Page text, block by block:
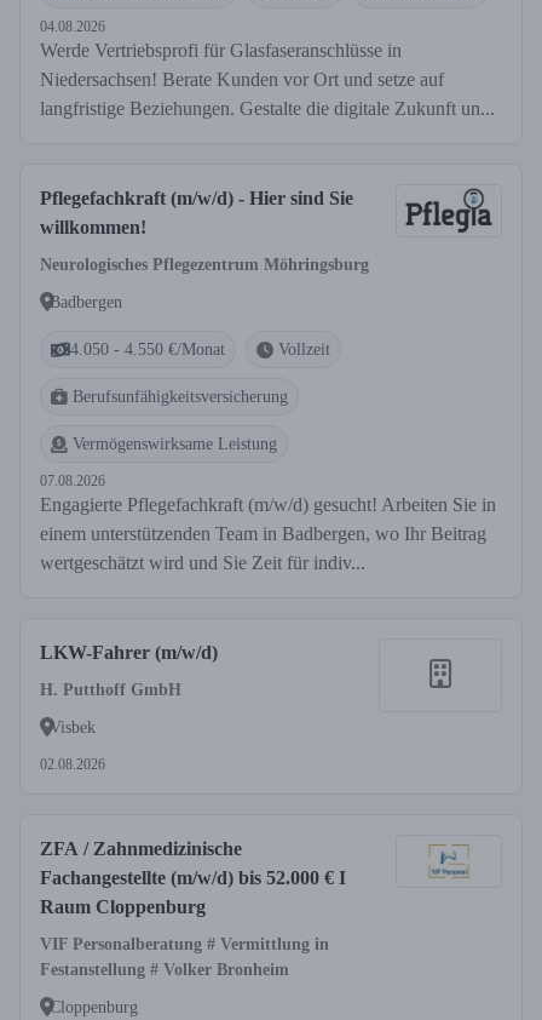
04.08.2026
Werde Vertriebsprofi für Glasfaseranschlüsse in
Niedersachsen! Berate Kunden vor Ort und setze auf
langfristige Beziehungen. Gestalte die digitale Zukunft un...
Pflegefachkraft (m/w/d) - Hier sind Sie
willkommen!
Neurologisches Pflegezentrum Möhringsburg
Badbergen
4.050 - 4.550 €/Monat Vollzeit
Berufsunfähigkeitsversicherung
Vermögenswirksame Leistung
07.08.2026
Engagierte Pflegefachkraft (m/w/d) gesucht! Arbeiten Sie in
einem unterstützenden Team in Badbergen, wo Ihr Beitrag
wertgeschätzt wird und Sie Zeit für indiv...
LKW-Fahrer (m/w/d)
H. Putthoff GmbH
Visbek
02.08.2026
ZFA / Zahnmedizinische
Fachangestellte (m/w/d) bis 52.000 € I
Raum Cloppenburg
VIF Personalberatung # Vermittlung in
Festanstellung # Volker Bronheim
Cloppenburg